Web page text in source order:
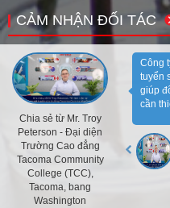
CẢM NHẬN ĐỐI TÁC
Chia sẻ từ Mr. Troy
Peterson - Đại diện
Trường Cao đẳng
Tacoma Community
College (TCC),
Tacoma, bang
Washington
Công
tuyển
giúp
cần